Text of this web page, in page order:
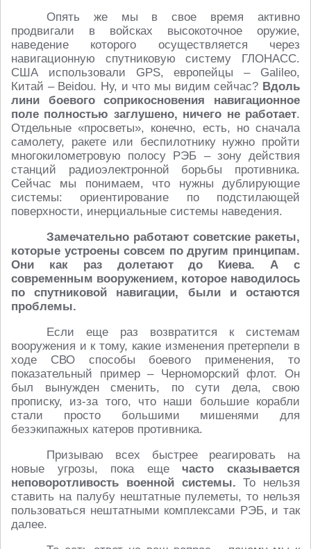
Опять же мы в свое время активно
продвигали в войсках высокоточное оружие,
наведение которого осуществляется через
навигационную спутниковую систему ГЛОНАСС.
США использовали GPS, европейцы – Galileo,
Китай – Beidou. Ну, и что мы видим сейчас? Вдоль
лини боевого соприкосновения навигационное
поле полностью заглушено, ничего не работает.
Отдельные «просветы», конечно, есть, но сначала
самолету, ракете или беспилотнику нужно пройти
многокилометровую полосу РЭБ – зону действия
станций радиоэлектронной борьбы противника.
Сейчас мы понимаем, что нужны дублирующие
системы: ориентирование по подстилающей
поверхности, инерциальные системы наведения.
Замечательно работают советские ракеты,
которые устроены совсем по другим принципам.
Они как раз долетают до Киева. А с
современным вооружением, которое наводилось
по спутниковой навигации, были и остаются
проблемы.
Если еще раз возвратится к системам
вооружения и к тому, какие изменения претерпели в
ходе СВО способы боевого применения, то
показательный пример – Черноморский флот. Он
был вынужден сменить, по сути дела, свою
прописку, из-за того, что наши большие корабли
стали просто большими мишенями для
безэкипажных катеров противника.
Призываю всех быстрее реагировать на
новые угрозы, пока ещечасто сказывается
неповоротливость военной системы. То нельзя
ставить на палубу нештатные пулеметы, то нельзя
пользоваться нештатными комплексами РЭБ, и так
далее.